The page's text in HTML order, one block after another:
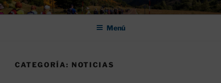
Saltar
al
ASOCIACIÓN DE AMIGOS DEL
CAMINO DE SANTIAGO DE
Menú
CATEGORÍA: NOTICIAS